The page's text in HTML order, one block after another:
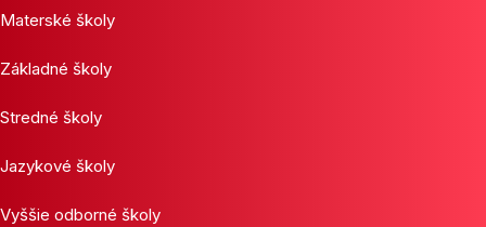
Materské školy
Základné školy
Stredné školy
Jazykové školy
Vyššie odborné školy